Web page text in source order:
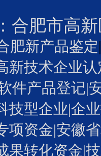
合肥市高
肥新产品鉴定|
新技术企业
件产品登记|
技型企业|企
项资金|安徽
果转化资金|